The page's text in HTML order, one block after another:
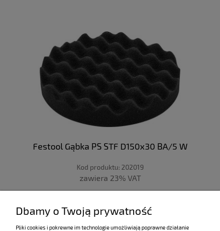
Festool Gąbka PS STF D150x30 BA/5 W
Kod produktu: 202019
zawiera 23% VAT
Dbamy o Twoją prywatność
Pliki cookies i pokrewne im technologie umożliwiają poprawne działanie